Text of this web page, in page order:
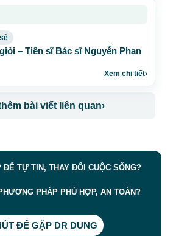
– Tiến sĩ Bác sĩ Nguyễn Phan
Xem chi tiết›
bài viết liên quan›
ĐỂ TỰ TIN, THAY ĐỔI CUỘC SỐNG?
PHÁP PHÙ HỢP, AN TOÀN?
ĐỂ GẶP DR DUNG